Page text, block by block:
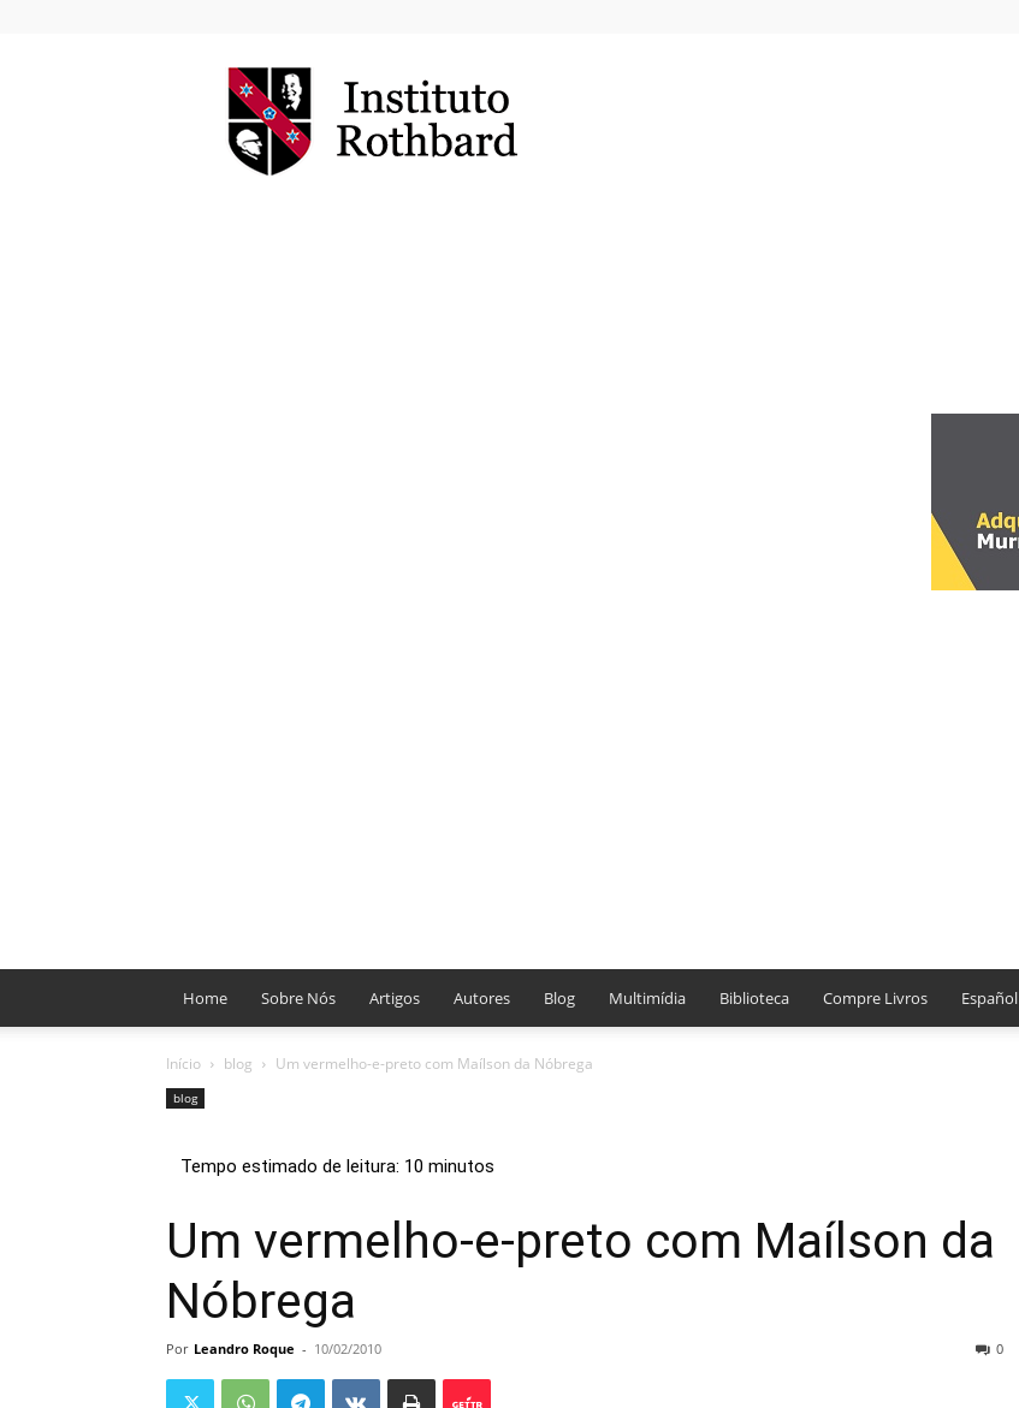
Instituto
Rothbard
Brasil
Home Sobre Nós Artigos Autores Blog Multimídia Biblioteca Compre Livros Español
Início blog Um vermelho-e-preto com Maílson da Nóbrega
blog
Um vermelho-e-preto com Maílson da
Nóbrega
Por Leandro Roque - 10/02/2010 0